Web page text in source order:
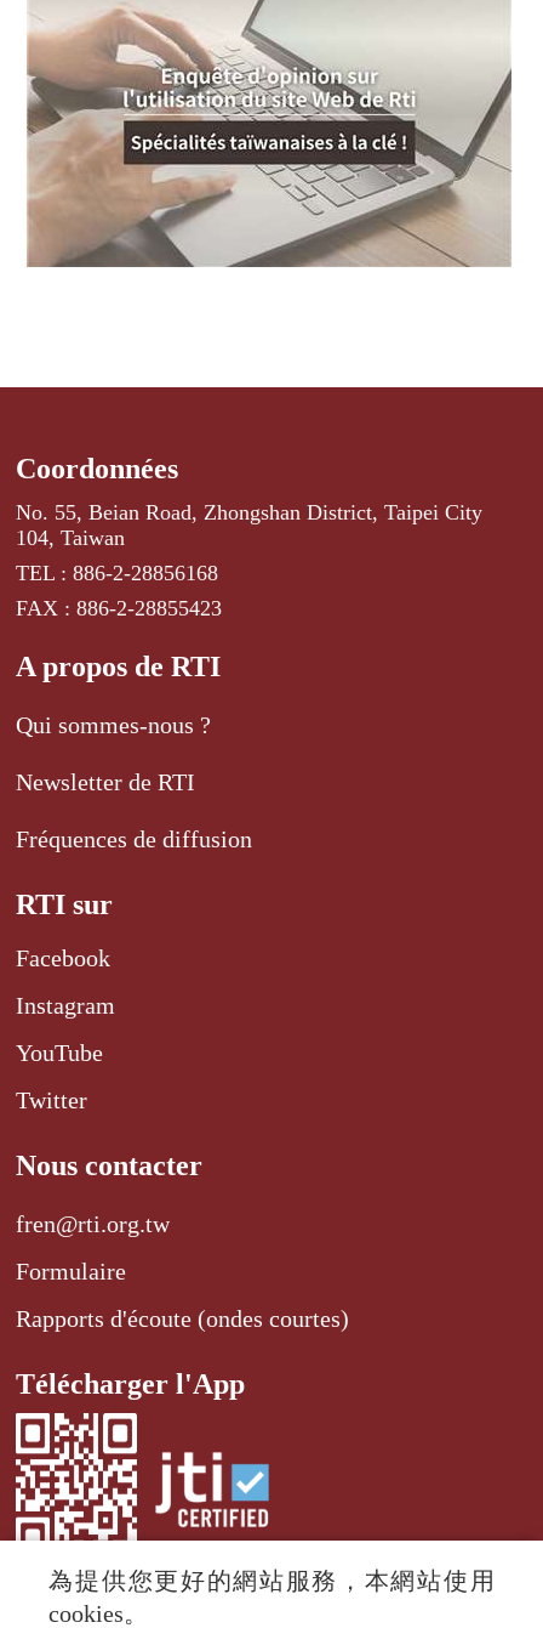
Coordonnées
No. 55, Beian Road, Zhongshan District, Taipei City
104, Taiwan
TEL : 886-2-28856168
FAX : 886-2-28855423
A propos de RTI
Qui sommes-nous ?
Newsletter de RTI
Fréquences de diffusion
RTI sur
Facebook
Instagram
YouTube
Twitter
Nous contacter
fren@rti.org.tw
Formulaire
Rapports d'écoute (ondes courtes)
Télécharger l'App
為提供您更好的網站服務，本網站使用
cookies。